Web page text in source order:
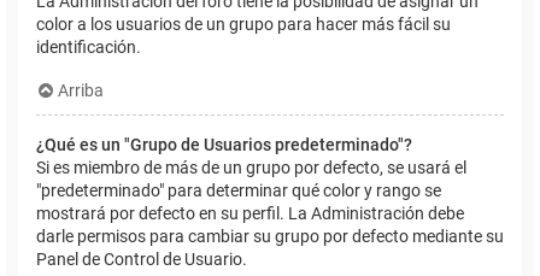
color a los usuarios de un grupo para hacer más fácil su
identificación.
Arriba
¿Qué es un "Grupo de Usuarios predeterminado"?
Si es miembro de más de un grupo por defecto, se usará el
"predeterminado" para determinar qué color y rango se
mostrará por defecto en su perfil. La Administración debe
darle permisos para cambiar su grupo por defecto mediante su
Panel de Control de Usuario.